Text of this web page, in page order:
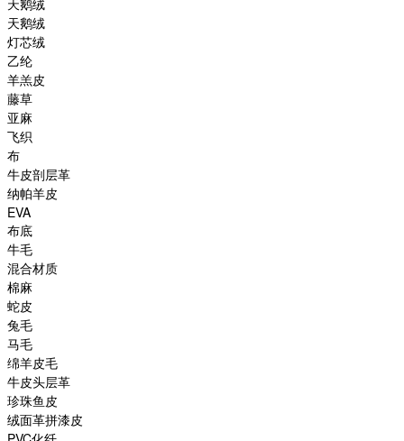
天鹅绒
灯芯绒
乙纶
羊羔皮
藤草
亚麻
飞织
布
牛皮剖层革
纳帕羊皮
EVA
布底
牛毛
混合材质
棉麻
蛇皮
兔毛
马毛
绵羊皮毛
牛皮头层革
珍珠鱼皮
绒面革拼漆皮